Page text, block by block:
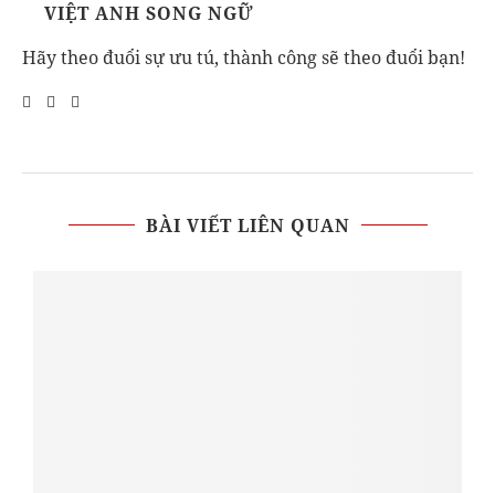
VIỆT ANH SONG NGỮ
Hãy theo đuổi sự ưu tú, thành công sẽ theo đuổi bạn!
BÀI VIẾT LIÊN QUAN